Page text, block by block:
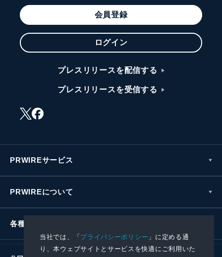
当社では、「プライバシーポリシー 」に定める通
り、本ウェブサイトとサービスを快適にご利用いた
会員登録
ログイン
プレスリリースを配信する
プレスリリースを受信する
PRWIREサービス
PRWIREについて
各種お問い合わせ